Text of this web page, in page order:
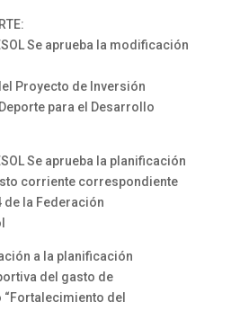
Se aprueba la modificación
Proyecto de Inversión
para el Desarrollo
Se aprueba la planificación
corriente correspondiente
la Federación
a la planificación
del gasto de
del